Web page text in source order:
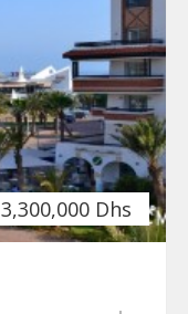
3,300,000 Dhs